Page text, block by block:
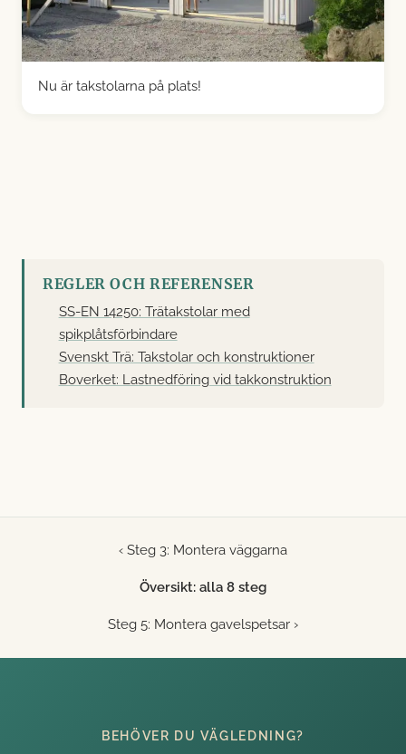
Nu är takstolarna på plats!
REGLER OCH REFERENSER
SS-EN 14250: Trätakstolar med
spikplåtsförbindare
Svenskt Trä: Takstolar och konstruktioner
Boverket: Lastnedföring vid takkonstruktion
‹ Steg 3: Montera väggarna
Översikt: alla 8 steg
Steg 5: Montera gavelspetsar ›
BEHÖVER DU VÄGLEDNING?